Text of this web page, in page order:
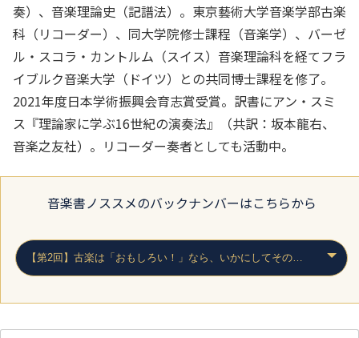
奏）、音楽理論史（記譜法）。東京藝術大学音楽学部古楽
科（リコーダー）、同大学院修士課程（音楽学）、バーゼ
ル・スコラ・カントルム（スイス）音楽理論科を経てフラ
イブルク音楽大学（ドイツ）との共同博士課程を修了。
2021年度日本学術振興会育志賞受賞。訳書にアン・スミ
ス『理論家に学ぶ16世紀の演奏法』（共訳：坂本龍右、
音楽之友社）。リコーダー奏者としても活動中。
音楽書ノススメのバックナンバーはこちらから